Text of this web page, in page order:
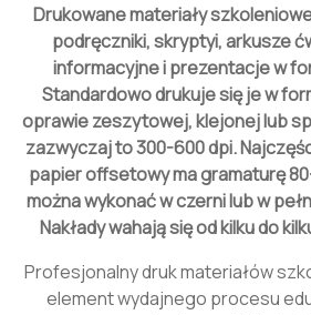
Drukowane materiały
podręczniki, skryptyi, arkusze
informacyjne i prezentacje w
Standardowo drukuje się je w
oprawie zeszytowej, klejonej lub
zazwyczaj to 300-600 dpi.
papier offsetowy ma gramaturę
można wykonać w czerni lub w
Nakłady wahają się od kilku do
Profesjonalny druk materiałów
element wydajnego procesu